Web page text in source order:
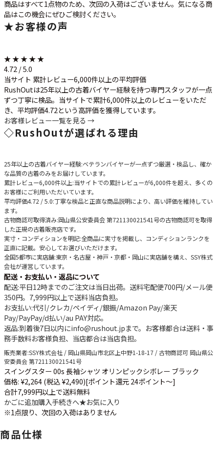
商品はすべて1点物のため、次回の入荷はございません。気になる商
品はこの機会にぜひご検討ください。
★お客様の声
★ ★ ★ ★ ★
4.72 / 5.0
当サイト 累計レビュー6,000件以上の平均評価
RushOutは25年以上の古着バイヤー経験を持つ専門スタッフが一点
ずつ丁寧に検品。当サイトで累計6,000件以上のレビューをいただ
き、平均評価4.72という高評価を獲得しています。
お客様レビュー一覧を見る →
◇RushOutが選ばれる理由
25年以上の古着バイヤー経験:ベテランバイヤーが一点ずつ厳選・検品し、確か
な品質の古着のみをお届けしています。
累計レビュー6,000件以上:当サイトでの累計レビューが6,000件を超え、多くの
お客様にご利用いただいています。
平均評価4.72 / 5.0:丁寧な検品と正直な商品説明により、高い評価を維持してい
ます。
古物商認可取得済み:岡山県公安委員会 第721130021541号の古物商認可を取得
した正規の古着販売店です。
実寸・コンディションを明記:全商品に実寸を掲載し、コンディションランクを
正直に記載。安心してお選びいただけます。
全国5都市に実店舗:東京・名古屋・神戸・京都・岡山に実店舗を構え、SSY株式
会社が運営しています。
配送・お支払い・返品について
配送:平日12時までのご注文は当日出荷。送料宅配便700円/メール便
350円。 7,999円以上で送料当店負担。
お支払い:代引/クレカ/ペイディ/銀振/Amazon Pay/楽天
Pay/PayPay/d払い/au PAY対応。
返品:到着後7日以内にinfo@rushout.jpまで。お客様都合は送料・事
務手数料お客様負担、当店都合は当店負担。
販売業者:SSY株式会社 / 岡山県岡山市北区上中野1-18-17 / 古物商認可 岡山県公
安委員会 第721130021541号
スイングスター 00s 長袖シャツ オリンピックシボレー ブラック
価格: ¥2,264 (税込 ¥2,490)[ポイント還元 24ポイント～]
合計7,999円以上で送料無料
かごに追加購入手続きへ★お気に入り
※1点限り、次回の入荷はありません
商品仕様